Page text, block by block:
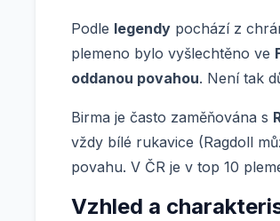
Podle legendy pochází z
plemeno bylo vyšlechtěno ve
oddanou povahou. Není tak
Birma je často zaměňována s
vždy bílé rukavice (Ragdoll
povahu. V ČR je v top 10
Vzhled a